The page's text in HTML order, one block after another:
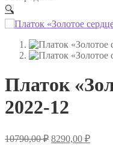
🔍
Платок
2022-12
10790,00₽ Первоначальная
8290,00 ₽